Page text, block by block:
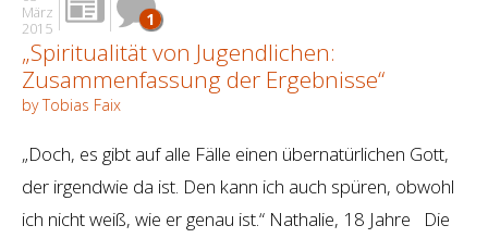
März
2015
1
„Spiritualität von Jugendlichen:
Zusammenfassung der Ergebnisse“
by Tobias Faix
„Doch, es gibt auf alle Fälle einen übernatürlichen Gott,
der irgendwie da ist. Den kann ich auch spüren, obwohl
ich nicht weiß, wie er genau ist.“ Nathalie, 18 Jahre Die